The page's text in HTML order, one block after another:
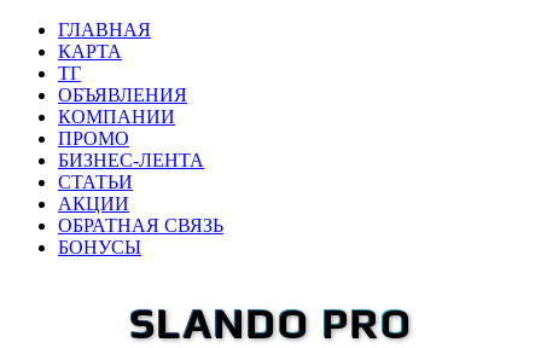
ГЛАВНАЯ
КАРТА
ТГ
ОБЪЯВЛЕНИЯ
КОМПАНИИ
ПРОМО
БИЗНЕС-ЛЕНТА
СТАТЬИ
АКЦИИ
ОБРАТНАЯ СВЯЗЬ
БОНУСЫ
SLANDO PRO